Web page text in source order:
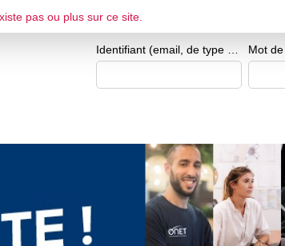
ESPACE CANDIDAT
Mot
pas ou plus sur ce site.